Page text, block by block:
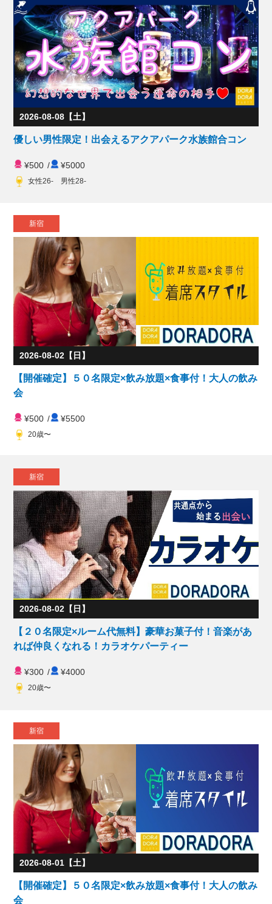
2026-08-08【土】
優しい男性限定！出会えるアクアパーク水族館合コン
¥500 / ¥5000
女性26- 男性28-
新宿
2026-08-02【日】
【開催確定】５０名限定×飲み放題×食事付！大人の飲み
会
¥500 / ¥5500
20歳〜
新宿
2026-08-02【日】
【２０名限定×ルーム代無料】豪華お菓子付！音楽があ
れば仲良くなれる！カラオケパーティー
¥300 / ¥4000
20歳〜
新宿
2026-08-01【土】
【開催確定】５０名限定×飲み放題×食事付！大人の飲み
会